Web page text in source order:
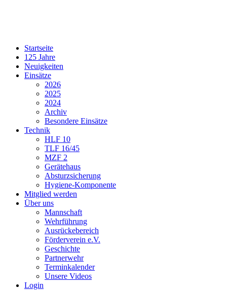
Startseite
125 Jahre
Neuigkeiten
Einsätze
2026
2025
2024
Archiv
Besondere Einsätze
Technik
HLF 10
TLF 16/45
MZF 2
Gerätehaus
Absturzsicherung
Hygiene-Komponente
Mitglied werden
Über uns
Mannschaft
Wehrführung
Ausrückebereich
Förderverein e.V.
Geschichte
Partnerwehr
Terminkalender
Unsere Videos
Login